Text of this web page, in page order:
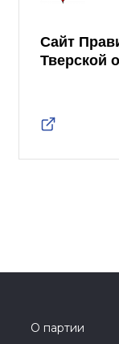
Сайт
Тверской
О партии